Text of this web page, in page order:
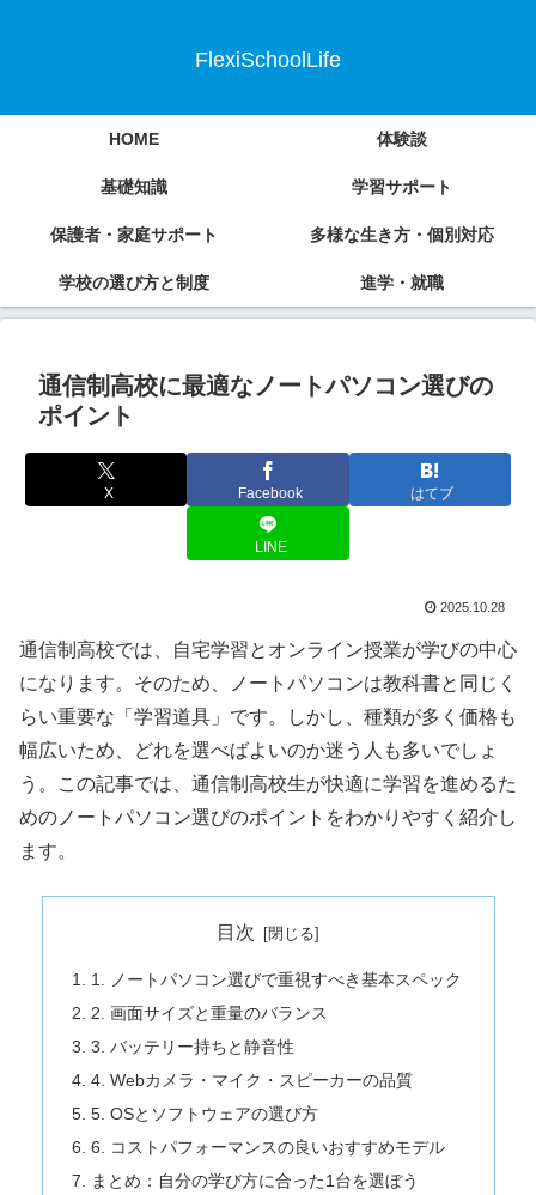
FlexiSchoolLife
HOME 体験談
基礎知識 学習サポート
保護者・家庭サポート 多様な生き方・個別対応
学校の選び方と制度 進学・就職
通信制高校に最適なノートパソコン選びの
ポイント
X Facebook はてブ
LINE
2025.10.28
通信制高校では、自宅学習とオンライン授業が学びの中心
になります。そのため、ノートパソコンは教科書と同じく
らい重要な「学習道具」です。しかし、種類が多く価格も
幅広いため、どれを選べばよいのか迷う人も多いでしょ
う。この記事では、通信制高校生が快適に学習を進めるた
めのノートパソコン選びのポイントをわかりやすく紹介し
ます。
目次
1. ノートパソコン選びで重視すべき基本スペック
2. 画面サイズと重量のバランス
3. バッテリー持ちと静音性
4. Webカメラ・マイク・スピーカーの品質
5. OSとソフトウェアの選び方
6. コストパフォーマンスの良いおすすめモデル
まとめ：自分の学び方に合った1台を選ぼう